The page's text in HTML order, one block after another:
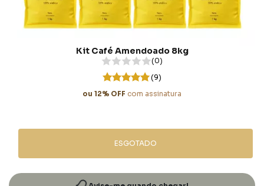
Kit Café Amendoado 8kg
(0)
(9)
ou 12% OFF com assinatura
ESGOTADO